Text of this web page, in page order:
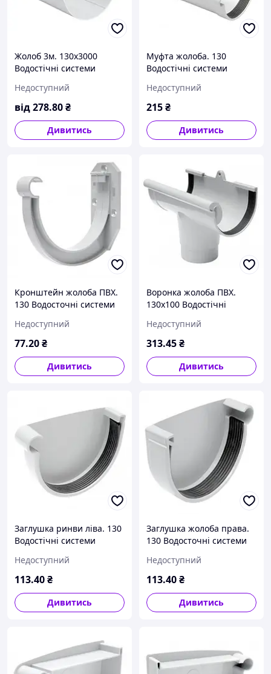
Жолоб 3м. 130x3000
Водостічні системи
Недоступний
від278.80₴
Дивитись
Муфта жолоба. 130
Водостічні системи
Недоступний
215₴
Дивитись
Кронштейн жолоба ПВХ.
130 Водосточні системи
Недоступний
77.20₴
Дивитись
Воронка жолоба ПВХ.
130x100 Водостічні
Недоступний
313.45₴
Дивитись
Заглушка ринви ліва. 130
Водостічні системи
Недоступний
113.40₴
Дивитись
Заглушка жолоба права.
130 Водосточні системи
Недоступний
113.40₴
Дивитись